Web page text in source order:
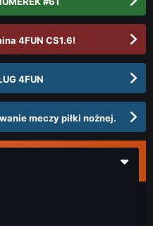
4FUN CS1.6!
4FUN
meczy piłki nożnej.